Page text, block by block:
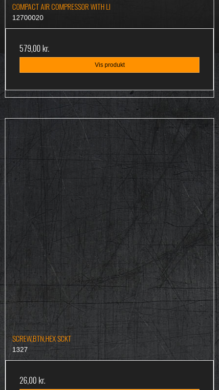
COMPACT AIR COMPRESSOR WITH LI
12700020
579,00 kr.
Vis produkt
SCREW,BTN,HEX SCKT
1327
26,00 kr.